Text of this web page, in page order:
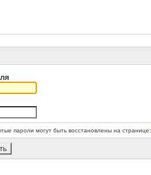
пароли могут быть восстановлены на странице: